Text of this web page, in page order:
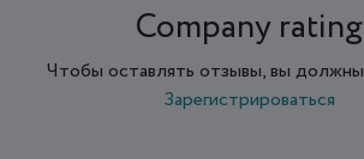
Company rating
Чтобы оставлять отзывы, вы должны
Зарегистрироваться